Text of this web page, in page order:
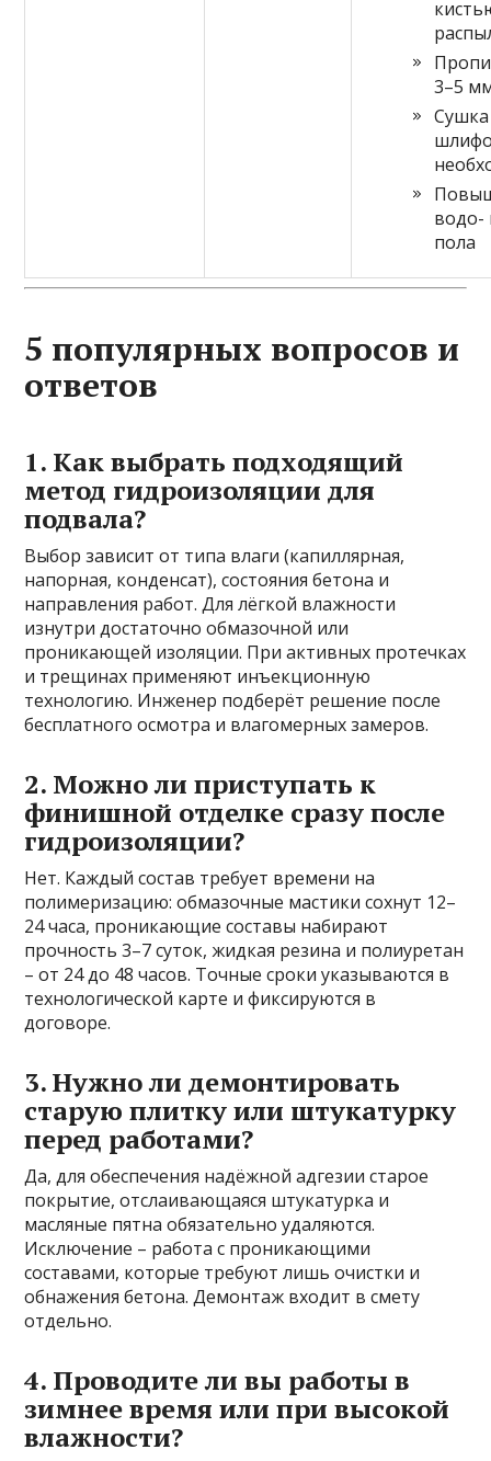
3–5
Сушка
водо-
пола
5 популярных вопросов и
ответов
1. Как выбрать подходящий
метод гидроизоляции для
подвала?
Выбор зависит от типа влаги (капиллярная,
напорная, конденсат), состояния бетона и
направления работ. Для лёгкой влажности
изнутри достаточно обмазочной или
проникающей изоляции. При активных протечках
и трещинах применяют инъекционную
технологию. Инженер подберёт решение после
бесплатного осмотра и влагомерных замеров.
2. Можно ли приступать к
финишной отделке сразу после
гидроизоляции?
Нет. Каждый состав требует времени на
полимеризацию: обмазочные мастики сохнут 12–
24 часа, проникающие составы набирают
прочность 3–7 суток, жидкая резина и полиуретан
– от 24 до 48 часов. Точные сроки указываются в
технологической карте и фиксируются в
договоре.
3. Нужно ли демонтировать
старую плитку или штукатурку
перед работами?
Да, для обеспечения надёжной адгезии старое
покрытие, отслаивающаяся штукатурка и
масляные пятна обязательно удаляются.
Исключение – работа с проникающими
составами, которые требуют лишь очистки и
обнажения бетона. Демонтаж входит в смету
отдельно.
4. Проводите ли вы работы в
зимнее время или при высокой
влажности?